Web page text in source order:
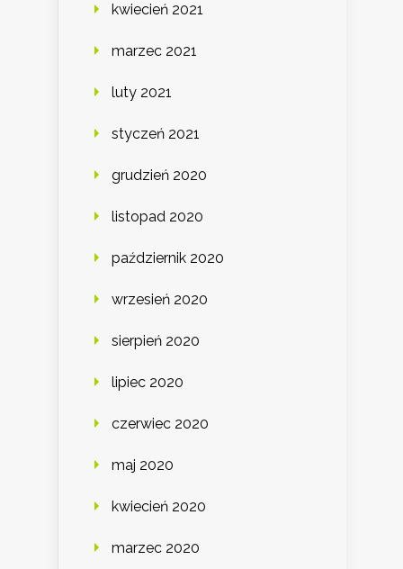
kwiecień 2021
marzec 2021
luty 2021
styczeń 2021
grudzień 2020
listopad 2020
październik 2020
wrzesień 2020
sierpień 2020
lipiec 2020
czerwiec 2020
maj 2020
kwiecień 2020
marzec 2020